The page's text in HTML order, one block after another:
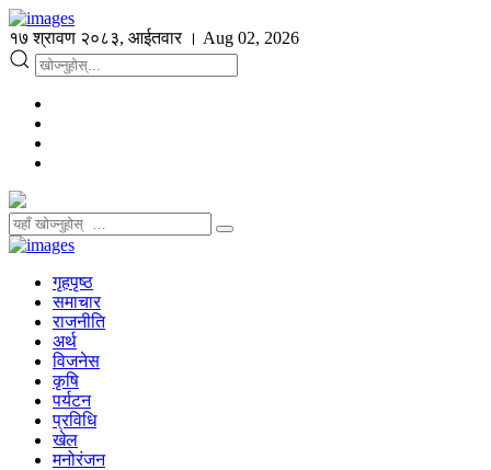
१७ श्रावण २०८३, आईतवार । Aug 02, 2026
गृहपृष्ठ
समाचार
राजनीति
अर्थ
विजनेस
कृषि
पर्यटन
प्रविधि
खेल
मनोरंजन